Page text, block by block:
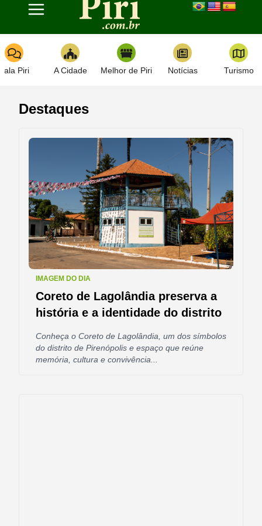
Toggle navigation
Piri A Cidade Melhor de Piri Notícias Turismo
Destaques
IMAGEM DO DIA
Coreto de Lagolândia preserva a
história e a identidade do distrito
Conheça o Coreto de Lagolândia, um dos símbolos
do distrito de Pirenópolis e espaço que reúne
memória, cultura e convivência...